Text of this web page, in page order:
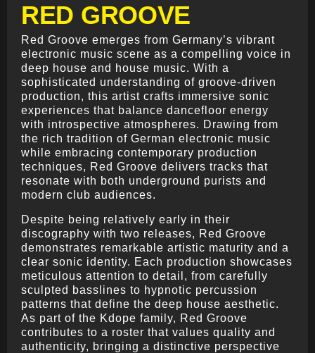
RED GROOVE
Red Groove emerges from Germany’s vibrant
electronic music scene as a compelling voice in
deep house and house music. With a
sophisticated understanding of groove-driven
production, this artist crafts immersive sonic
experiences that balance dancefloor energy
with introspective atmospheres. Drawing from
the rich tradition of German electronic music
while embracing contemporary production
techniques, Red Groove delivers tracks that
resonate with both underground purists and
modern club audiences.
Despite being relatively early in their
discography with two releases, Red Groove
demonstrates remarkable artistic maturity and a
clear sonic identity. Each production showcases
meticulous attention to detail, from carefully
sculpted basslines to hypnotic percussion
patterns that define the deep house aesthetic.
As part of the Kdope family, Red Groove
contributes to a roster that values quality and
authenticity, bringing a distinctive perspective